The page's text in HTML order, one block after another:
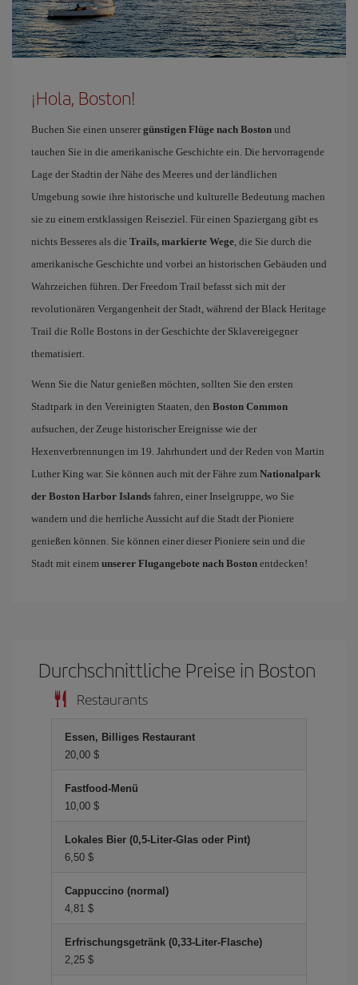
¡Hola, Boston!
Buchen Sie einen unserer günstigen Flüge nach Boston und
tauchen Sie in die amerikanische Geschichte ein. Die hervorragende
Lage der Stadtin der Nähe des Meeres und der ländlichen
Umgebung sowie ihre historische und kulturelle Bedeutung machen
sie zu einem erstklassigen Reiseziel. Für einen Spaziergang gibt es
nichts Besseres als die Trails, markierte Wege, die Sie durch die
amerikanische Geschichte und vorbei an historischen Gebäuden und
Wahrzeichen führen. Der Freedom Trail befasst sich mit der
revolutionären Vergangenheit der Stadt, während der Black Heritage
Trail die Rolle Bostons in der Geschichte der Sklavereigegner
thematisiert.
Wenn Sie die Natur genießen möchten, sollten Sie den ersten
Stadtpark in den Vereinigten Staaten, den Boston Common
aufsuchen, der Zeuge historischer Ereignisse wie der
Hexenverbrennungen im 19. Jahrhundert und der Reden von Martin
Luther King war. Sie können auch mit der Fähre zum Nationalpark
der Boston Harbor Islands fahren, einer Inselgruppe, wo Sie
wandern und die herrliche Aussicht auf die Stadt der Pioniere
genießen können. Sie können einer dieser Pioniere sein und die
Stadt mit einem unserer Flugangebote nach Boston entdecken!
Durchschnittliche Preise in Boston
Restaurants
Essen, Billiges Restaurant
20,00 $
Fastfood-Menü
10,00 $
Lokales Bier (0,5-Liter-Glas oder Pint)
6,50 $
Cappuccino (normal)
4,81 $
Erfrischungsgetränk (0,33-Liter-Flasche)
2,25 $